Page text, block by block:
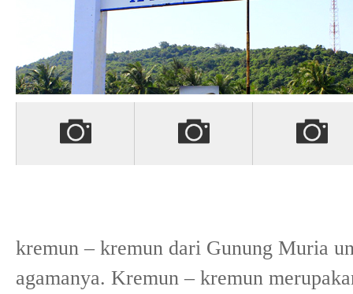
kremun – kremun dari Gunung Muria
agamanya. Kremun – kremun